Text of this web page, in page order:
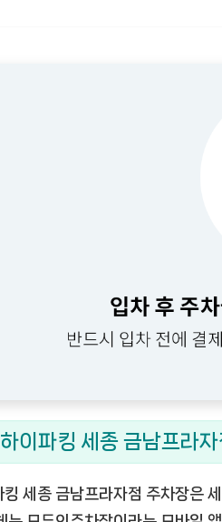
이파킹 세종 금남프라
킹 세종 금남프라자점 주차장은